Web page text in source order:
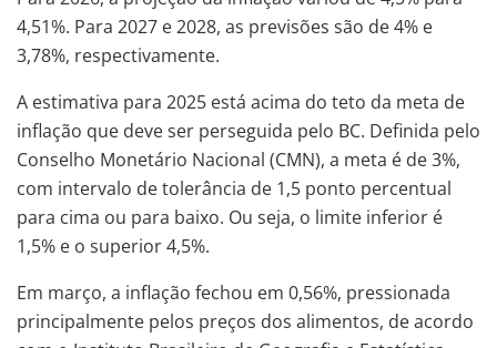
4,51%. Para 2027 e 2028, as previsões são de 4% e
3,78%, respectivamente.
A estimativa para 2025 está acima do teto da meta de
inflação que deve ser perseguida pelo BC. Definida pelo
Conselho Monetário Nacional (CMN), a meta é de 3%,
com intervalo de tolerância de 1,5 ponto percentual
para cima ou para baixo. Ou seja, o limite inferior é
1,5% e o superior 4,5%.
Em março, a inflação fechou em 0,56%, pressionada
principalmente pelos preços dos alimentos, de acordo